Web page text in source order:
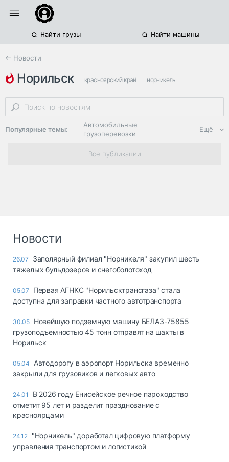
Найти грузы Найти машины
← Новости
норильск красноярский край норникель
парк спецтехники
Популярные темы:
Автомобильные
грузоперевозки
Региональная
логистика
опасные грузы
страхование
Склады и
грузовые
транспорт
Автосервис,
Топливо, масла и
автохимия
Дзен
Ещё
Все публикации
Новости
26.07
Заполярный филиал "Норникеля" закупил шесть
тяжелых бульдозеров и снегоболотоход
05.07
Первая АГНКС "Норильсктрансгаза" стала
доступна для заправки частного автотранспорта
30.05 Новейшую подземную машину БЕЛАЗ-75855
грузоподъемностью 45 тонн отправят на шахты в
Норильск
05.04
Автодорогу в аэропорт Норильска временно
закрыли для грузовиков и легковых авто
24.01
В 2026 году Енисейское речное пароходство
отметит 95 лет и разделит празднование с
красноярцами
24.12 "Норникель" доработал цифровую платформу
управления транспортом и логистикой